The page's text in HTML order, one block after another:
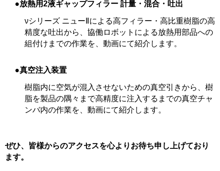
●放熱用2液ギャップフィラー 計量・混合・吐出
νシリーズ ニューⅡによる高フィラー・高比重樹脂の高
精度な吐出から、協働ロボットによる放熱用部品への
組付けまでの作業を、動画にて紹介します。
●真空注入装置
樹脂内に空気が混入させないための真空引きから、樹
脂を製品の隅々まで高精度に注入するまでの真空チャ
ンバ内の作業を、動画にて紹介します。
ぜひ、皆様からのアクセスを心よりお待ち申し上げており
ます。